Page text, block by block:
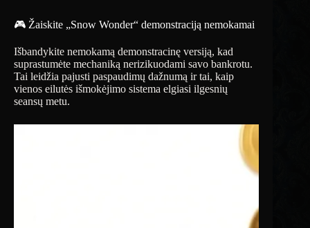
🎮 Žaiskite „Snow Wonder“ demonstraciją nemokamai
Išbandykite nemokamą demonstracinę versiją, kad
suprastumėte mechaniką nerizikuodami savo bankrotu.
Tai leidžia pajusti paspaudimų dažnumą ir tai, kaip
vienos eilutės išmokėjimo sistema elgiasi ilgesnių
seansų metu.